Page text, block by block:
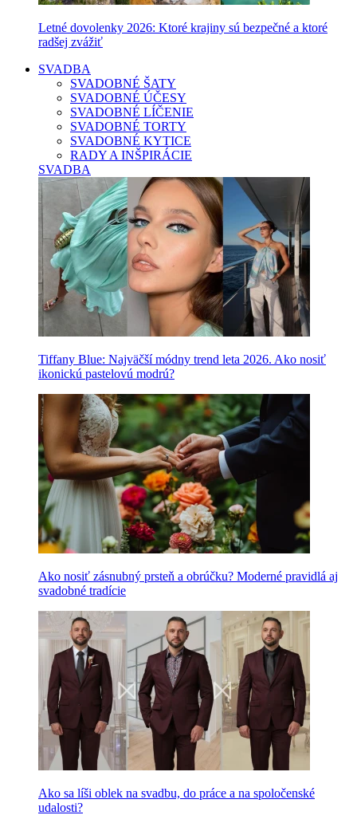
Letné dovolenky 2026: Ktoré krajiny sú bezpečné a ktoré
radšej zvážiť
SVADBA
SVADOBNÉ ŠATY
SVADOBNÉ ÚČESY
SVADOBNÉ LÍČENIE
SVADOBNÉ TORTY
SVADOBNÉ KYTICE
RADY A INŠPIRÁCIE
SVADBA
Tiffany Blue: Najväčší módny trend leta 2026. Ako nosiť
ikonickú pastelovú modrú?
Ako nosiť zásnubný prsteň a obrúčku? Moderné pravidlá aj
svadobné tradície
Ako sa líši oblek na svadbu, do práce a na spoločenské
udalosti?